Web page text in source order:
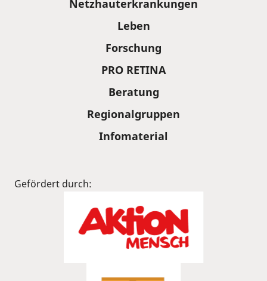
Netzhauterkrankungen
Leben
Forschung
PRO RETINA
Beratung
Regionalgruppen
Infomaterial
Gefördert durch: